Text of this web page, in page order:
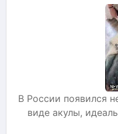
В России появился
виде акулы,